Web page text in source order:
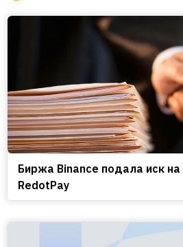
Биржа Binance подала иск
RedotPay